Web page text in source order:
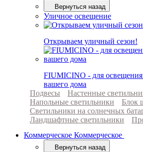
Вернуться назад
Уличное освещение
Открываем уличный сезон!
FIUMICINO - для
вашего дома
Подвесы
Настенные
Напольные светильники
Блок
Светильники на солнечных
Ландшафтные светильники
Коммерческое Коммерческое
Вернуться назад